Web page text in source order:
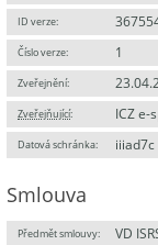
ID verze:
Číslo verze: 1
Zveřejnění:
Zveřejňující: ICZ e-
Datová schránka: iiiad7c
Smlouva
Předmět smlouvy: VD